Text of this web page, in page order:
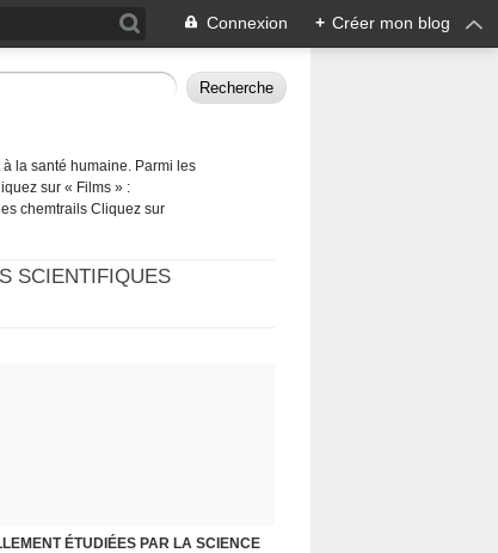
Connexion + Créer mon blog
la santé humaine. Parmi les
sur « Films » :
chemtrails Cliquez sur
SCIENTIFIQUES
ÉTUDIÉES PAR LA SCIENCE